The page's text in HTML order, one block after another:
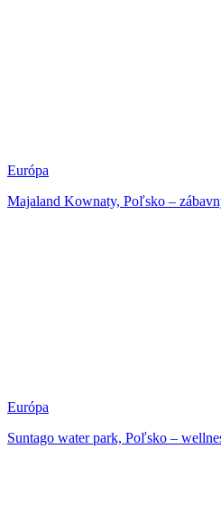
Európa
Majaland Kownaty, Poľsko –
Európa
Suntago water park, Poľsko –